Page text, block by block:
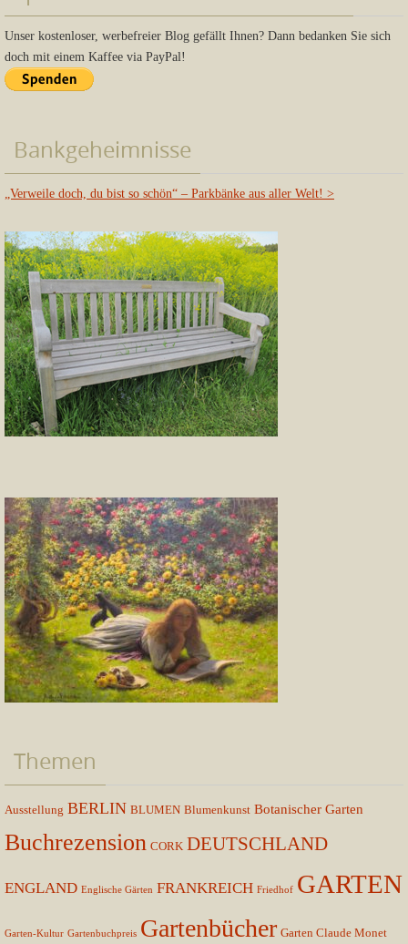
Unser kostenloser, werbefreier Blog gefällt Ihnen? Dann bedanken Sie sich
doch mit einem Kaffee via PayPal!
Bankgeheimnisse
„Verweile doch, du bist so schön“ – Parkbänke aus aller Welt! >
Themen
Ausstellung BERLIN BLUMEN Blumenkunst Botanischer Garten
Buchrezension CORK DEUTSCHLAND
ENGLAND Englische Gärten FRANKREICH Friedhof GARTEN
Garten-Kultur Gartenbuchpreis Gartenbücher Garten Claude Monet